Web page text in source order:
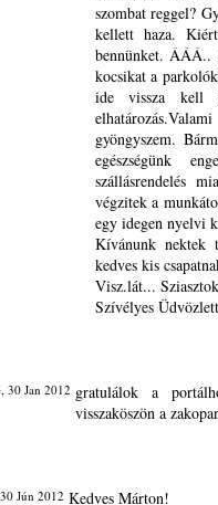
szombat reggel?
kellett haza.
bennünket.
kocsikat a
ide vissza kell
gyöngyszem.
egészségünk
szállásrendelés
végzitek a
egy idegen nyelvi
Kívánunk nektek
kedves kis
Visz.lát...
Szívélyes
30 Jan 2012 gratulálok a
visszaköszön a
Jún 2012 Kedves Márton!